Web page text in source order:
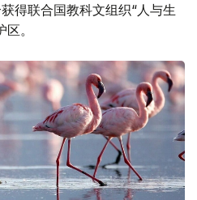
得联合国教科文组织“人与生
。